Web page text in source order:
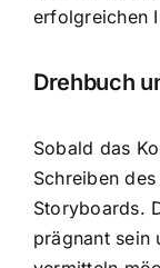
erfolgreichen
Drehbuch
Sobald das
Schreiben
Storyboards.
prägnant sein